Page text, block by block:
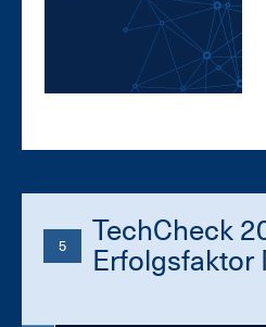
5
TechCheck
Erfolgsfaktor